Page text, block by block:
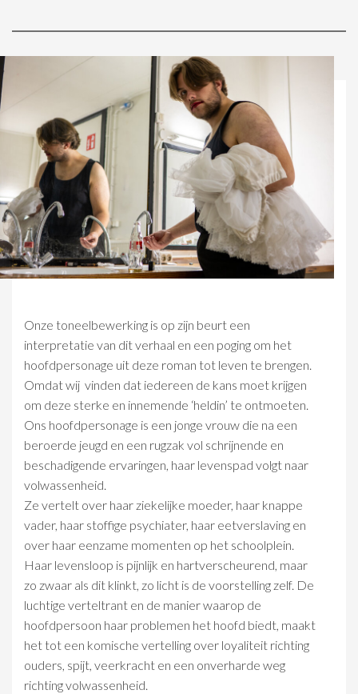
Onze toneelbewerking is op zijn beurt een
interpretatie van dit verhaal en een poging om het
hoofdpersonage uit deze roman tot leven te brengen.
Omdat wij vinden dat iedereen de kans moet krijgen
om deze sterke en innemende ‘heldin’ te ontmoeten.
Ons hoofdpersonage is een jonge vrouw die na een
beroerde jeugd en een rugzak vol schrijnende en
beschadigende ervaringen, haar levenspad volgt naar
volwassenheid.
Ze vertelt over haar ziekelijke moeder, haar knappe
vader, haar stoffige psychiater, haar eetverslaving en
over haar eenzame momenten op het schoolplein.
Haar levensloop is pijnlijk en hartverscheurend, maar
zo zwaar als dit klinkt, zo licht is de voorstelling zelf. De
luchtige verteltrant en de manier waarop de
hoofdpersoon haar problemen het hoofd biedt, maakt
het tot een komische vertelling over loyaliteit richting
ouders, spijt, veerkracht en een onverharde weg
richting volwassenheid.